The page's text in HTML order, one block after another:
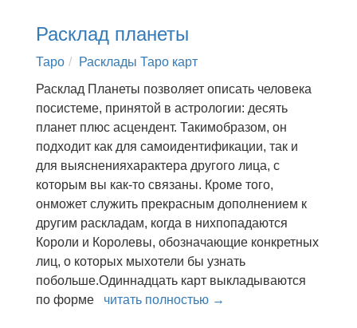
Расклад планеты
Таро
Расклады Таро карт
Расклад Планеты позволяет описать человека
посистеме, принятой в астрологии: десять
планет плюс асцендент. Такимобразом, он
подходит как для самоидентификации, так и
для выясненияхарактера другого лица, с
которым вы как-то связаны. Кроме того,
онможет служить прекрасным дополнением к
другим раскладам, когда в нихпопадаются
Короли и Королевы, обозначающие конкретных
лиц, о которых мыхотели бы узнать
побольше.Одиннадцать карт выкладываются
по форме читать полностью →